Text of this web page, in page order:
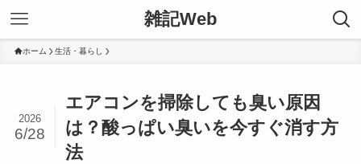
雑記Web
ホーム 生活・暮らし
エアコンを掃除しても臭い原因
は？酸っぱい臭いを今すぐ消す方
法
2026
6/28